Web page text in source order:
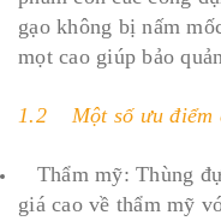
gạo không bị nấm
mọt cao giúp bảo
1.2 Một số ưu điểm
Thẩm mỹ: Thùng
giá cao về thẩm mỹ